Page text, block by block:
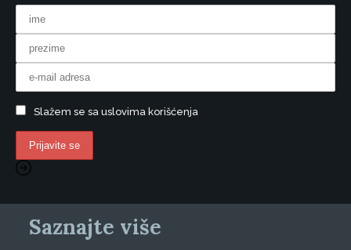
Slažem se sa uslovima korišćenja
Saznajte više